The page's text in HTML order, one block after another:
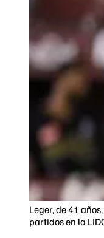
Leger, de 41
partidos en la